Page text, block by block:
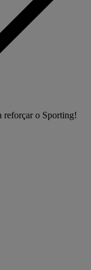
reforçar o Sporting!